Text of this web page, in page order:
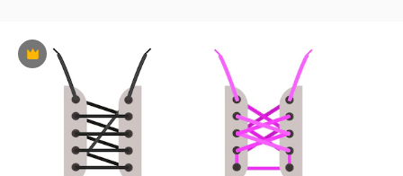
Premium